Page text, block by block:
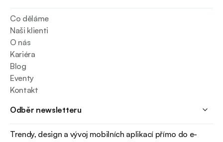
Co děláme
Naši klienti
O nás
Kariéra
Blog
Eventy
Kontakt
Odběr newsletteru
Trendy, design a vývoj mobilních aplikací přímo do e-